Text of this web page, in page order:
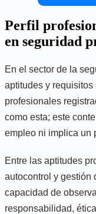
Perfil
en seguridad
En el sector de la
aptitudes y
profesionales
como esta; este
empleo ni implica un
Entre las aptitudes
autocontrol y gestión
capacidad de
responsabilidad,